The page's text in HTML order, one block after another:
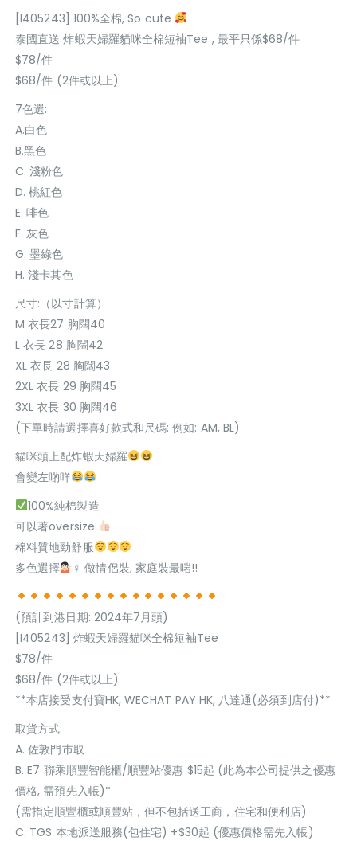
[I405243] 100%全棉, So cute
泰國直送 炸蝦天婦羅貓咪全棉短袖Tee , 最平只係$68/件
$78/件
$68/件 (2件或以上)
7色選:
A.白色
B.黑色
C. 淺粉色
D. 桃紅色
E. 啡色
F. 灰色
G. 墨綠色
H. 淺卡其色
尺寸:（以寸計算）
M 衣長27 胸闊40
L 衣長 28 胸闊42
XL 衣長 28 胸闊43
2XL 衣長 29 胸闊45
3XL 衣長 30 胸闊46
(下單時請選擇喜好款式和尺碼: 例如: AM, BL)
貓咪頭上配炸蝦天婦羅
會變左啲咩
100%純棉製造
可以著oversize
棉料質地勁舒服
多色選擇
‍♀ 做情侶裝, 家庭裝最啱!!
(預計到港日期: 2024年7月頭)
[I405243] 炸蝦天婦羅貓咪全棉短袖Tee
$78/件
$68/件 (2件或以上)
**本店接受支付寶HK, WECHAT PAY HK, 八達通(必須到店付)**
取貨方式:
A. 佐敦門巿取
B. E7 聯乘順豐智能櫃/順豐站優惠 $15起 (此為本公司提供之優惠
價格, 需預先入帳)*
(需指定順豐櫃或順豐站，但不包括送工商，住宅和便利店)
C. TGS 本地派送服務(包住宅) +$30起 (優惠價格需先入帳)